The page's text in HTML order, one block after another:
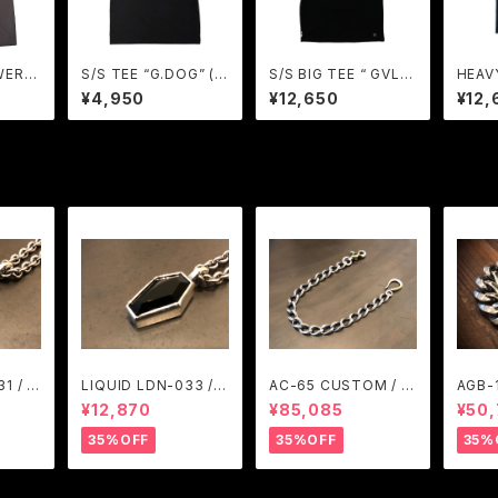
S/S TEE “G.DOG” (B
LACK) /GAVIAL GAR
AGE
¥4,950
S/S BIG TEE “ GVLS”
(BLACK) / GAVIAL
¥12,650
ET
/ A
LIQUID LDN-033 / A
RGENT GLEAM
¥12,870
35%OFF
AC-65 CUSTOM / A
RGENT GLEAM
¥85,085
35%OFF
AGB-